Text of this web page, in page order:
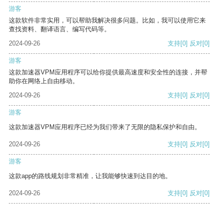
游客
这款软件非常实用，可以帮助我解决很多问题。比如，我可以使用它来
查找资料、翻译语言、编写代码等。
2024-09-26
支持[0] 反对[0]
游客
这款加速器VPM应用程序可以给你提供最高速度和安全性的连接，并帮
助你在网络上自由移动。
2024-09-26
支持[0] 反对[0]
游客
这款加速器VPM应用程序已经为我们带来了无限的隐私保护和自由。
2024-09-26 支持[0] 反对[0]
游客
这款app的路线规划非常精准，让我能够快速到达目的地。
2024-09-26 支持[0] 反对[0]